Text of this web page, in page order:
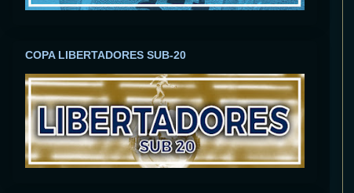
COPA LIBERTADORES SUB-20